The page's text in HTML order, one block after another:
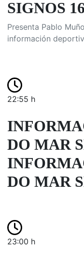
SIGNOS
Presenta Pablo
información
22:55 h
DO MAR
DO MAR
23:00 h